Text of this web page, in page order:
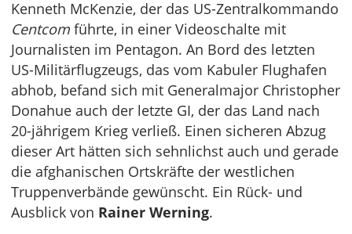
Kenneth McKenzie, der das US-Zentralkommando
Centcom führte, in einer Videoschalte mit
Journalisten im Pentagon. An Bord des letzten
US-Militärflugzeugs, das vom Kabuler Flughafen
abhob, befand sich mit Generalmajor Christopher
Donahue auch der letzte GI, der das Land nach
20-jährigem Krieg verließ. Einen sicheren Abzug
dieser Art hätten sich sehnlichst auch und gerade
die afghanischen Ortskräfte der westlichen
Truppenverbände gewünscht. Ein Rück- und
Ausblick von Rainer Werning.